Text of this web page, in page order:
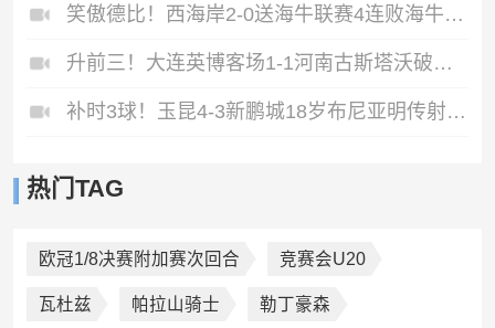
笑傲德比！西海岸2-0送海牛联赛4连败海牛仍垫底西海岸升至第二
升前三！大连英博客场1-1河南古斯塔沃破门19岁杨铭锐替补扳平
补时3球！玉昆4-3新鹏城18岁布尼亚明传射侯永永乌龙卡约绝杀
热门TAG
欧冠1/8决赛附加赛次回合 竞赛会U20
瓦杜兹 帕拉山骑士 勒丁豪森